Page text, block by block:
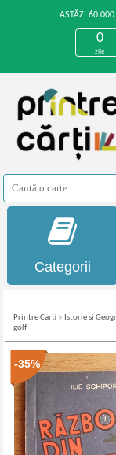
ASTĂZI
0
zile
Categorii
Printre Carti » Istorie si
golf
-35%